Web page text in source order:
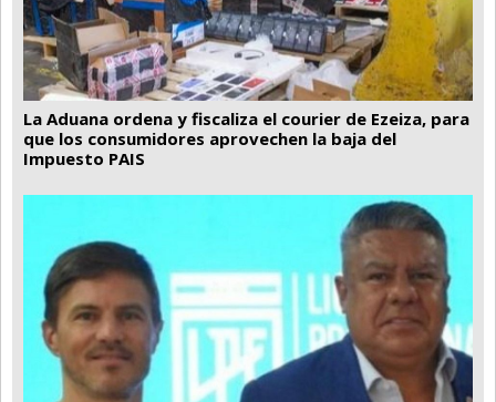
La Aduana ordena y fiscaliza el courier de Ezeiza, para
que los consumidores aprovechen la baja del
Impuesto PAIS